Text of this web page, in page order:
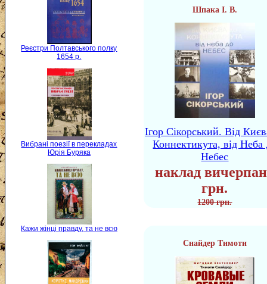
Реєстри Полтавського полку
1654 р.
Вибрані поезії в перекладах
Юрія Буряка
Кажи жінці правду, та не всю
Шпака І. В.
Ігор Сікорський. Від
Коннектикута, від Неба
Небес
наклад
грн.
1200 грн.
Снайдер Тимоти